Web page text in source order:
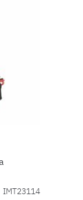
IMT23114